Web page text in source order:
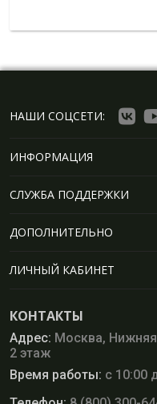
НАШИ СОЦСЕТИ:
ИНФОРМАЦИЯ
СЛУЖБА ПОДДЕРЖКИ
ДОПОЛНИТЕЛЬНО
ЛИЧНЫЙ КАБИНЕТ
КОНТАКТЫ
Адрес: Москва, Нижняя
2 этаж
Время работы: с 10:00